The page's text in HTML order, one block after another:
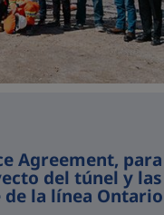
Agreement,
del túnel y las
de la línea Ontario